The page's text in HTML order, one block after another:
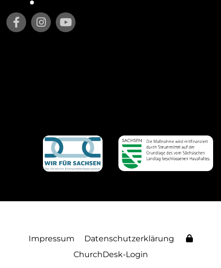
Impressum
Datenschutzerklärung
ChurchDesk-Login